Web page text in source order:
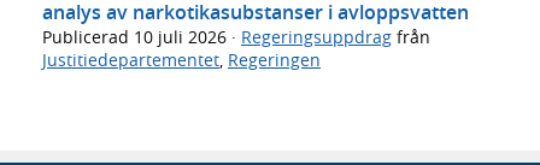
analys av narkotikasubstanser i avloppsvatten
Publicerad 10 juli 2026 · Regeringsuppdrag från
Justitiedepartementet, Regeringen